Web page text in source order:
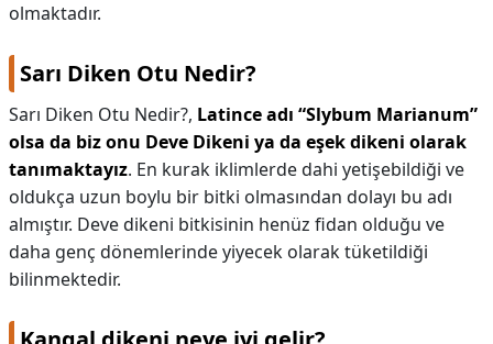
olmaktadır.
Sarı Diken Otu Nedir?
Sarı Diken Otu Nedir?, Latince adı “Slybum Marianum”
olsa da biz onu Deve Dikeni ya da eşek dikeni olarak
tanımaktayız. En kurak iklimlerde dahi yetişebildiği ve
oldukça uzun boylu bir bitki olmasından dolayı bu adı
almıştır. Deve dikeni bitkisinin henüz fidan olduğu ve
daha genç dönemlerinde yiyecek olarak tüketildiği
bilinmektedir.